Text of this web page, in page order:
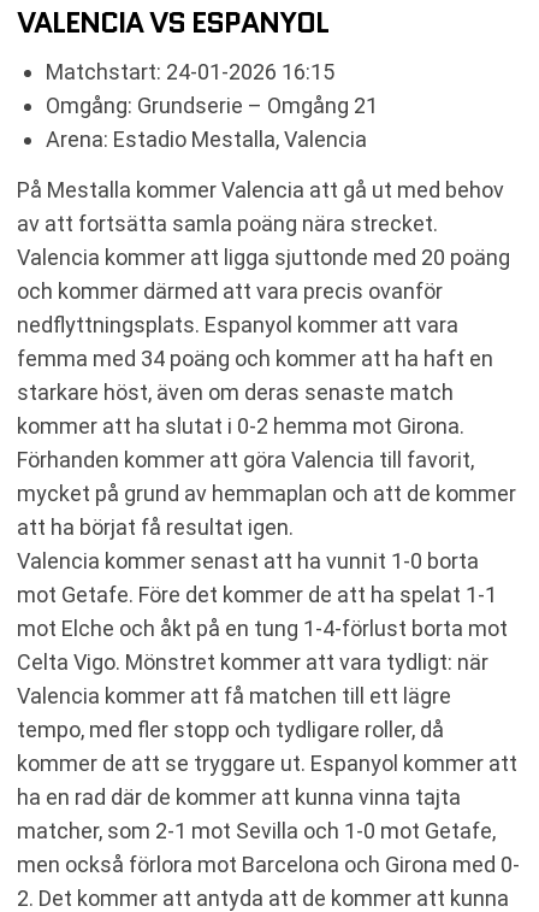
VALENCIA VS ESPANYOL
Matchstart: 24-01-2026 16:15
Omgång: Grundserie – Omgång 21
Arena: Estadio Mestalla, Valencia
På Mestalla kommer Valencia att gå ut med behov
av att fortsätta samla poäng nära strecket.
Valencia kommer att ligga sjuttonde med 20 poäng
och kommer därmed att vara precis ovanför
nedflyttningsplats. Espanyol kommer att vara
femma med 34 poäng och kommer att ha haft en
starkare höst, även om deras senaste match
kommer att ha slutat i 0-2 hemma mot Girona.
Förhanden kommer att göra Valencia till favorit,
mycket på grund av hemmaplan och att de kommer
att ha börjat få resultat igen.
Valencia kommer senast att ha vunnit 1-0 borta
mot Getafe. Före det kommer de att ha spelat 1-1
mot Elche och åkt på en tung 1-4-förlust borta mot
Celta Vigo. Mönstret kommer att vara tydligt: när
Valencia kommer att få matchen till ett lägre
tempo, med fler stopp och tydligare roller, då
kommer de att se tryggare ut. Espanyol kommer att
ha en rad där de kommer att kunna vinna tajta
matcher, som 2-1 mot Sevilla och 1-0 mot Getafe,
men också förlora mot Barcelona och Girona med 0-
2. Det kommer att antyda att de kommer att kunna